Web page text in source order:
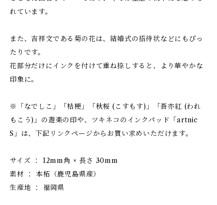
れています。
また、吉祥文である菊の花は、結婚式の招待状などにもぴっ
たりです。
花部分だけにインクを付けて重ね捺しすると、より華やかな
印象に。
※「なでしこ」「桔梗」「秋桜 (こすもす)」「吾亦紅 (われ
もこう)」の遊楽の印や、ツキネコのインクパッド「artnic
S」は、下記リンクページからお買い求めいただけます。
サイズ ： 12mm角 × 長さ 30mm
素材 ： 本柘（鹿児島県産）
生産地 ： 福岡県